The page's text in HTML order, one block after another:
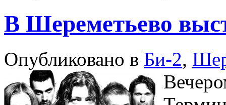
В Шереметьево
Опубликовано в Би-2,